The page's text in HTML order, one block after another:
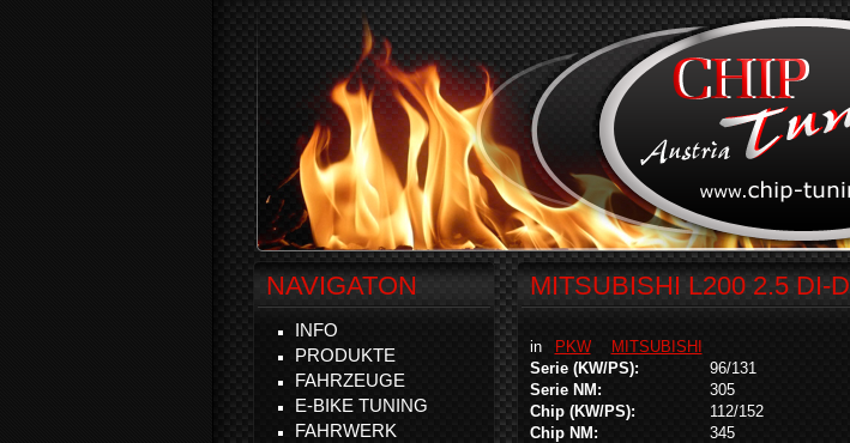
MITSUBISHI L200 2.5 DI-D
in PKW
MITSUBISHI
Serie (KW/PS):
96/131
Serie NM:
305
Chip (KW/PS):
112/152
Chip NM:
345
NAVIGATON
INFO
PRODUKTE
FAHRZEUGE
E-BIKE TUNING
FAHRWERK